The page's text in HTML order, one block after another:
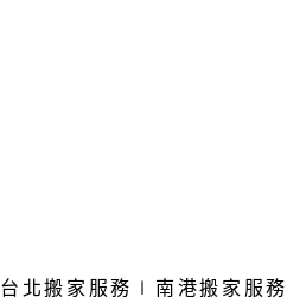
台北搬家服務∣南港搬家服務